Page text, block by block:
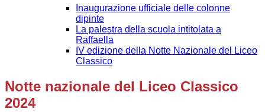
Inaugurazione ufficiale delle colonne
dipinte
La palestra della scuola intitolata a
Raffaella
IV edizione della Notte Nazionale del Liceo
Classico
Notte nazionale del Liceo Classico
2024